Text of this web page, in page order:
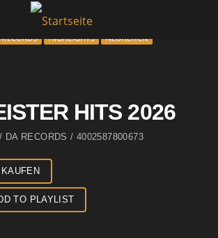
HIGHLIGHTS
NEUHEITEN
HITS 2026
RECORDS / 4002587800673
KAUFEN
TO PLAYLIST